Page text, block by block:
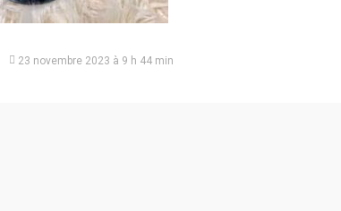
23 novembre 2023 à 9 h 44 min